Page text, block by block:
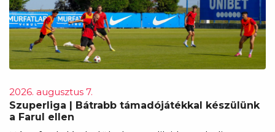
2026. augusztus 7.
Szuperliga | Bátrabb támadójátékkal készülünk
a Farul ellen